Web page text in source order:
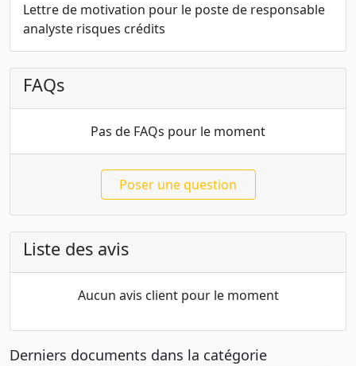
Lettre de motivation pour le poste de responsable
analyste risques crédits
FAQs
Pas de FAQs pour le moment
Poser une question
Liste des avis
Aucun avis client pour le moment
Derniers documents dans la catégorie